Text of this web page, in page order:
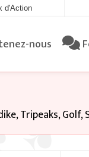
d'Action
nous
Tripeaks, Golf,